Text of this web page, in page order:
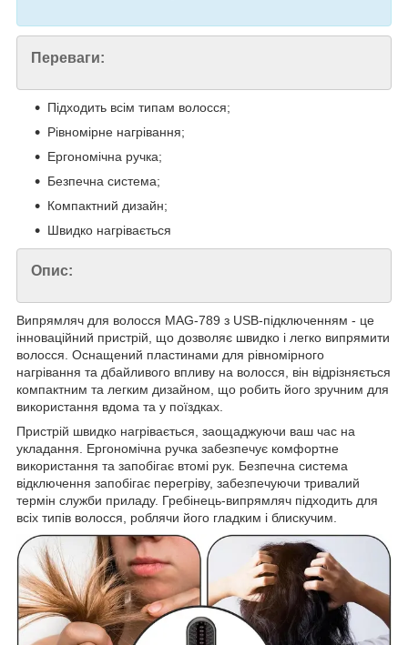
Переваги:
Підходить всім типам волосся;
Рівномірне нагрівання;
Ергономічна ручка;
Безпечна система;
Компактний дизайн;
Швидко нагрівається
Опис:
Випрямляч для волосся MAG-789 з USB-підключенням - це
інноваційний пристрій, що дозволяє швидко і легко випрямити
волосся. Оснащений пластинами для рівномірного
нагрівання та дбайливого впливу на волосся, він відрізняється
компактним та легким дизайном, що робить його зручним для
використання вдома та у поїздках.
Пристрій швидко нагрівається, заощаджуючи ваш час на
укладання. Ергономічна ручка забезпечує комфортне
використання та запобігає втомі рук. Безпечна система
відключення запобігає перегріву, забезпечуючи тривалий
термін служби приладу. Гребінець-випрямляч підходить для
всіх типів волосся, роблячи його гладким і блискучим.